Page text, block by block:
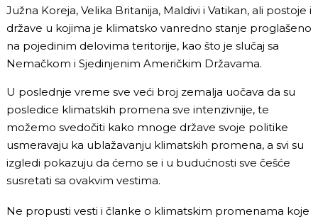
Južna Koreja, Velika Britanija, Maldivi i Vatikan, ali postoje i
države u kojima je klimatsko vanredno stanje proglašeno
na pojedinim delovima teritorije, kao što je slučaj sa
Nemačkom i Sjedinjenim Američkim Državama.
U poslednje vreme sve veći broj zemalja uočava da su
posledice klimatskih promena sve intenzivnije, te
možemo svedočiti kako mnoge države svoje politike
usmeravaju ka ublažavanju klimatskih promena, a svi su
izgledi pokazuju da ćemo se i u budućnosti sve češće
susretati sa ovakvim vestima.
Ne propusti vesti i članke o klimatskim promenama koje